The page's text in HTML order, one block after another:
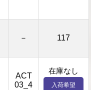
－ 117
ACT
03_4
在庫なし
入荷希望